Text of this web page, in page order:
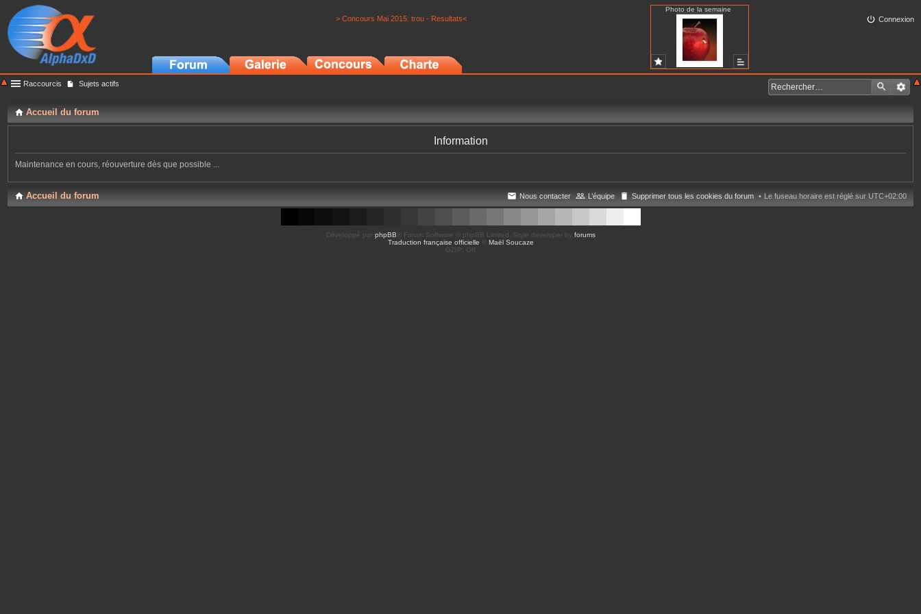
> Concours Mai 2015: trou - Resultats<
Photo de la semaine
Connexion
Raccourcis Sujets actifs
Accueil du forum
Information
Maintenance en cours, réouverture dès que possible ...
Accueil du forum Le fuseau horaire est réglé sur UTC+02:00
Supprimer tous les cookies du forum
L’équipe
Nous contacter
Développé par phpBB ® Forum Software © phpBB Limited , Style developer by forums
Traduction française officielle
Maël Soucaze
GZIP: Off